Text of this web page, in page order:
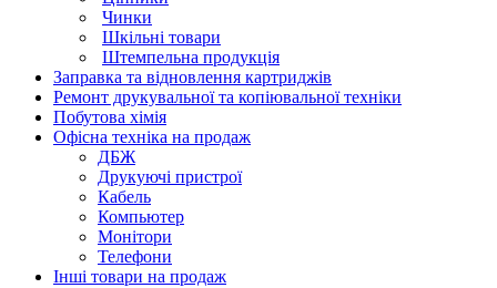
Чинки
Шкільні товари
Штемпельна продукція
Заправка та відновлення картриджів
Ремонт друкувальної та копіювальної техніки
Побутова хімія
Офісна техніка на продаж
ДБЖ
Друкуючі пристрої
Кабель
Компьютер
Монітори
Телефони
Інші товари на продаж